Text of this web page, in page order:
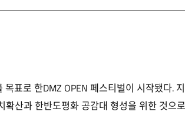
표로 한DMZ OPEN 페스티벌이 시작됐다.
산과 한반도평화 공감대 형성을 위한 것으